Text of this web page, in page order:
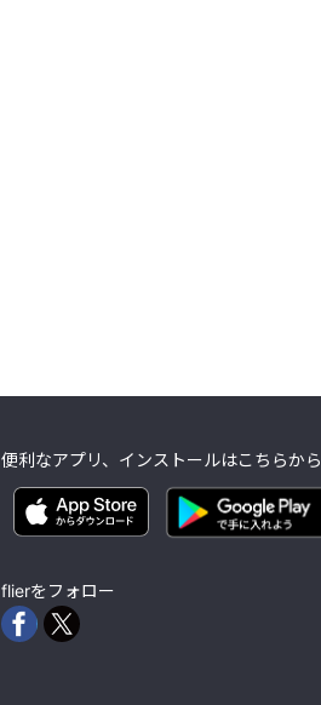
便利なアプリ、インストールはこちらから
flierをフォロー